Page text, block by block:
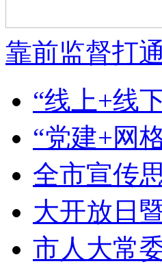
靠前监督打
“线上+线
“党建+网
全市宣传
大开放日
市人大常